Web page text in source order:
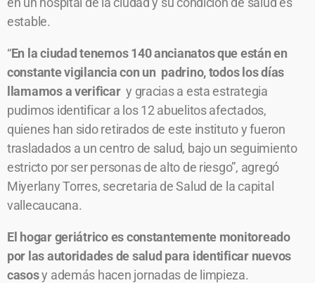
estable.
“En la ciudad tenemos 140 ancianatos que están en
constante vigilancia con un padrino, todos los días
llamamos a verificary gracias a esta estrategia
pudimos identificar a los 12 abuelitos afectados,
quienes han sido retirados de este instituto y fueron
trasladados a un centro de salud, bajo un seguimiento
estricto por ser personas de alto de riesgo”, agregó
Miyerlany Torres, secretaria de Salud de la capital
vallecaucana.
El hogar geriátrico es constantemente monitoreado
por las autoridades de salud para identificar nuevos
casosy además hacen jornadas de limpieza.